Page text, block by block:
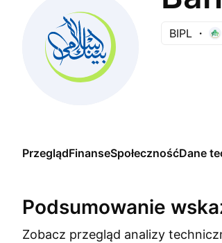
BIPL
PrzeglądFinanseSpołecznośćDane
Podsumowanie
Zobacz przegląd analizy